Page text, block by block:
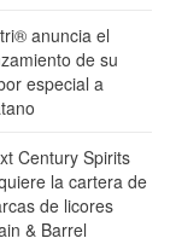
anuncia el
de su
especial a
Century Spirits
la cartera de
de licores
& Barrel